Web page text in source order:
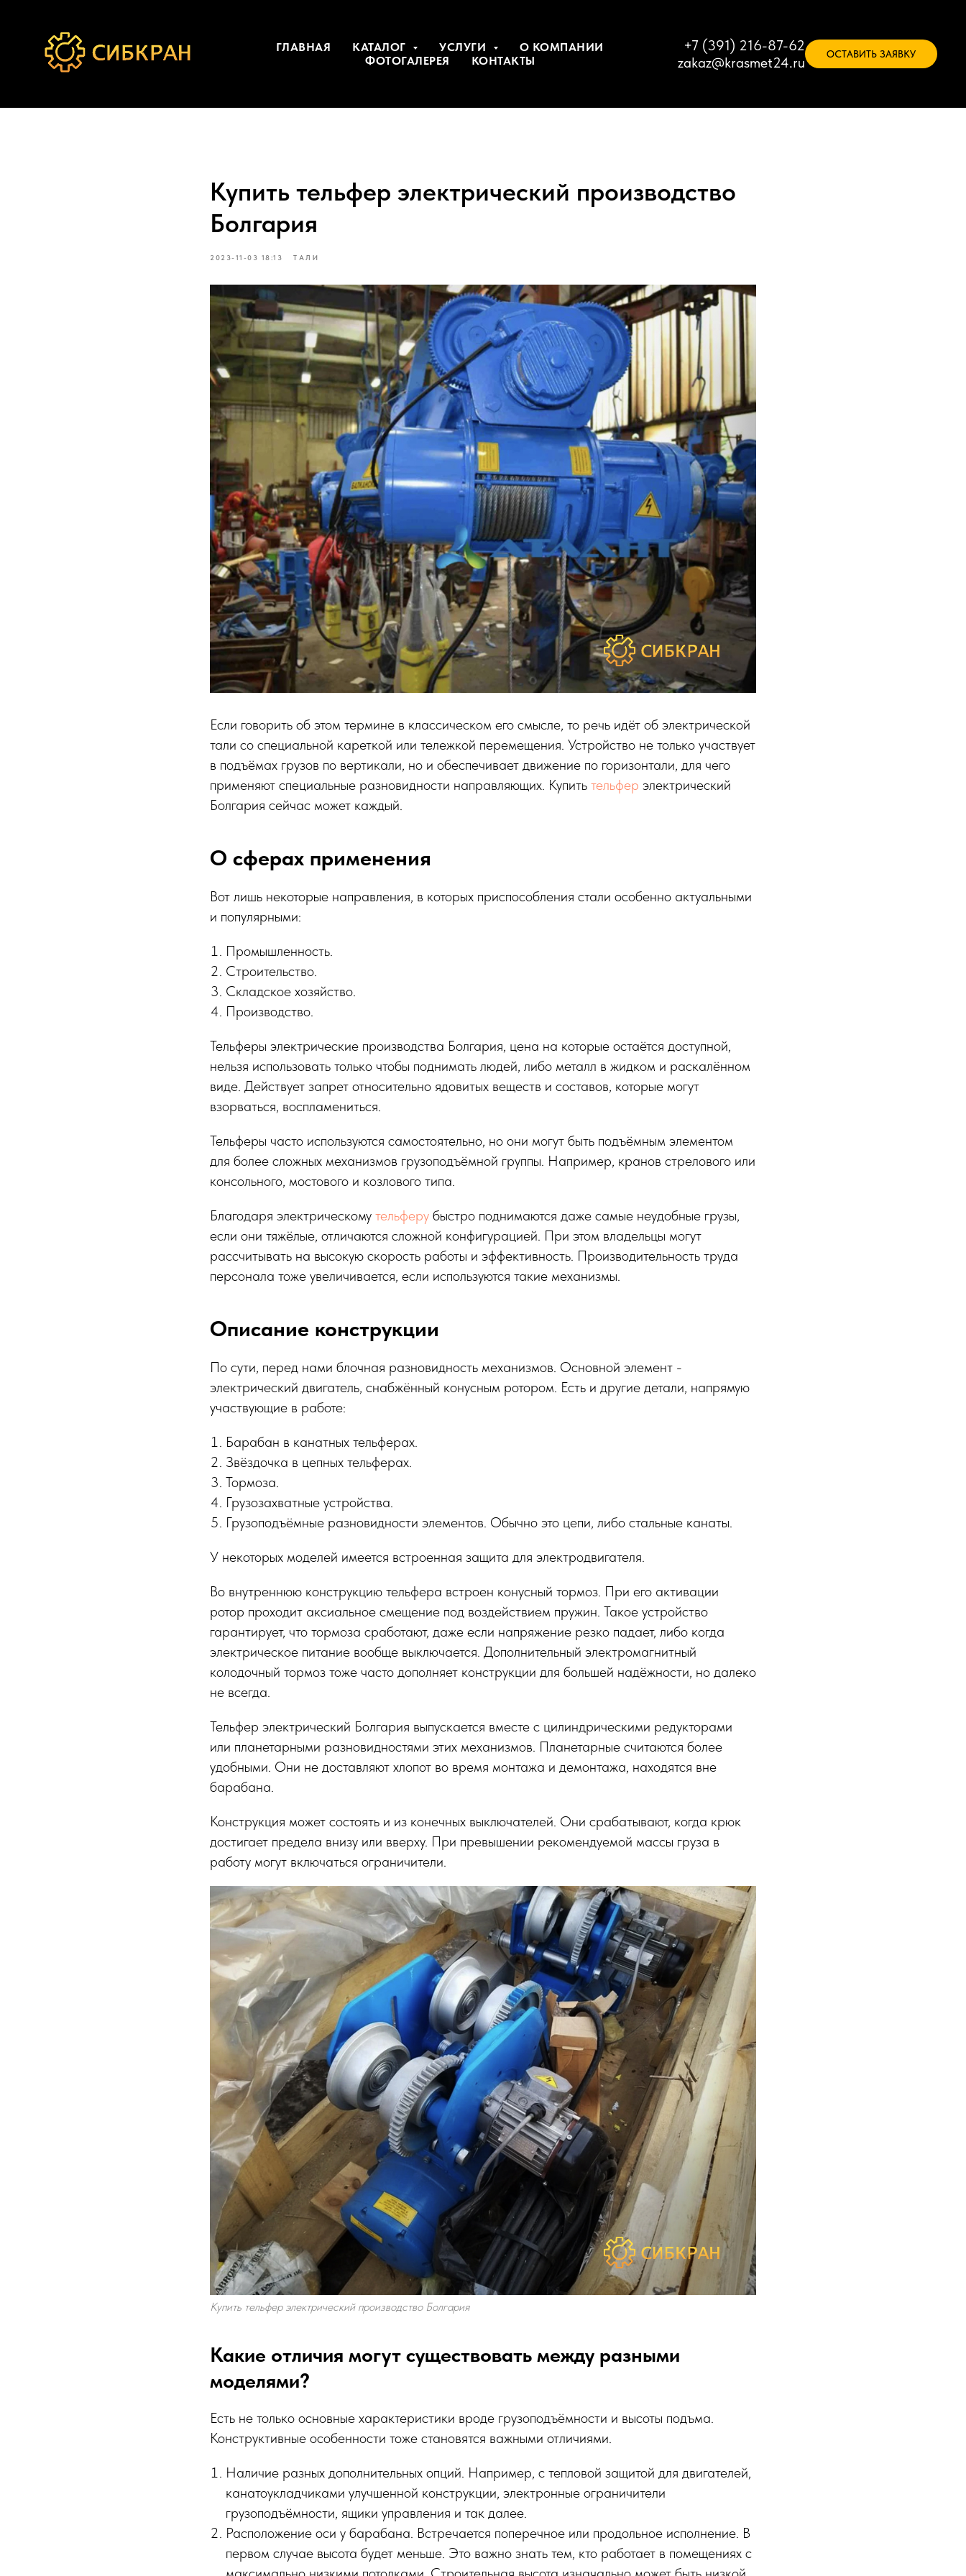
ГЛАВНАЯ КАТАЛОГ УСЛУГИ
О КОМПАНИИ
ФОТОГАЛЕРЕЯ
КОНТАКТЫ
+7 (391) 216-87-62
zakaz@krasmet24.ru
ОСТАВИТЬ ЗАЯВКУ
Купить тельфер электрический производство
Болгария
2023-11-03 18:13 ТАЛИ
Если говорить об этом термине в классическом его смысле, то речь идёт об электрической
тали со специальной кареткой или тележкой перемещения. Устройство не только участвует
в подъёмах грузов по вертикали, но и обеспечивает движение по горизонтали, для чего
применяют специальные разновидности направляющих. Купить тельфер электрический
Болгария сейчас может каждый.
О сферах применения
Вот лишь некоторые направления, в которых приспособления стали особенно актуальными
и популярными:
Промышленность.
Строительство.
Складское хозяйство.
Производство.
Тельферы электрические производства Болгария, цена на которые остаётся доступной,
нельзя использовать только чтобы поднимать людей, либо металл в жидком и раскалённом
виде. Действует запрет относительно ядовитых веществ и составов, которые могут
взорваться, воспламениться.
Тельферы часто используются самостоятельно, но они могут быть подъёмным элементом
для более сложных механизмов грузоподъёмной группы. Например, кранов стрелового или
консольного, мостового и козлового типа.
Благодаря электрическому тельферу быстро поднимаются даже самые неудобные грузы,
если они тяжёлые, отличаются сложной конфигурацией. При этом владельцы могут
рассчитывать на высокую скорость работы и эффективность. Производительность труда
персонала тоже увеличивается, если используются такие механизмы.
Описание конструкции
По сути, перед нами блочная разновидность механизмов. Основной элемент -
электрический двигатель, снабжённый конусным ротором. Есть и другие детали, напрямую
участвующие в работе:
Барабан в канатных тельферах.
Звёздочка в цепных тельферах.
Тормоза.
Грузозахватные устройства.
Грузоподъёмные разновидности элементов. Обычно это цепи, либо стальные канаты.
У некоторых моделей имеется встроенная защита для электродвигателя.
Во внутреннюю конструкцию тельфера встроен конусный тормоз. При его активации
ротор проходит аксиальное смещение под воздействием пружин. Такое устройство
гарантирует, что тормоза сработают, даже если напряжение резко падает, либо когда
электрическое питание вообще выключается. Дополнительный электромагнитный
колодочный тормоз тоже часто дополняет конструкции для большей надёжности, но далеко
не всегда.
Тельфер электрический Болгария выпускается вместе с цилиндрическими редукторами
или планетарными разновидностями этих механизмов. Планетарные считаются более
удобными. Они не доставляют хлопот во время монтажа и демонтажа, находятся вне
барабана.
Конструкция может состоять и из конечных выключателей. Они срабатывают, когда крюк
достигает предела внизу или вверху. При превышении рекомендуемой массы груза в
работу могут включаться ограничители.
Купить тельфер электрический производство Болгария
Какие отличия могут существовать между разными
моделями?
Есть не только основные характеристики вроде грузоподъёмности и высоты подъма.
Конструктивные особенности тоже становятся важными отличиями.
Наличие разных дополнительных опций. Например, с тепловой защитой для двигателей,
канатоукладчиками улучшенной конструкции, электронные ограничители
грузоподъёмности, ящики управления и так далее.
Расположение оси у барабана. Встречается поперечное или продольное исполнение. В
первом случае высота будет меньше. Это важно знать тем, кто работает в помещениях с